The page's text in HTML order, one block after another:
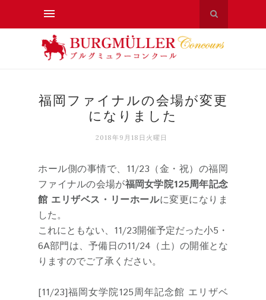
福岡ファイナルの会場が変更
になりました
2018年9月18日火曜日
ホール側の事情で、11/23（金・祝）の福岡
ファイナルの会場が福岡女学院125周年記念
館 エリザベス・リーホールに変更になりま
した。
これにともない、11/23開催予定だった小5・
6A部門は、予備日の11/24（土）の開催とな
りますのでご了承ください。
[11/23]福岡女学院125周年記念館 エリザベ